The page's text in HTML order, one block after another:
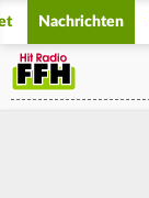
Nachrichten